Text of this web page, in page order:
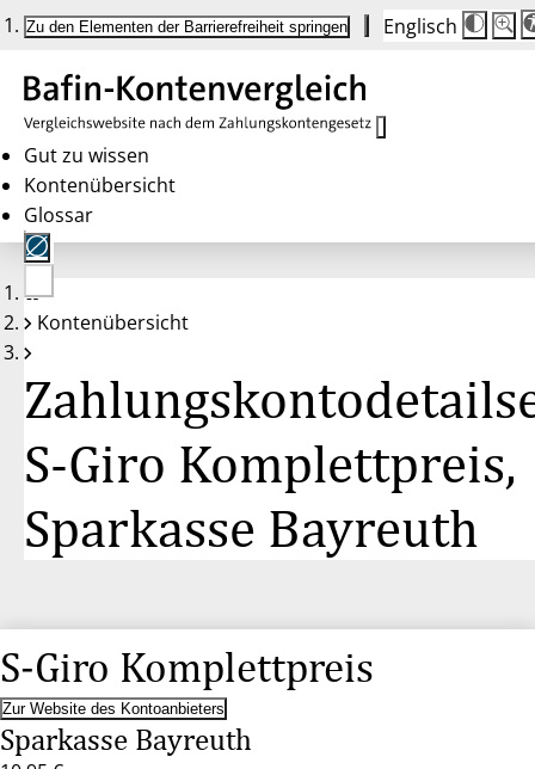
Zu den Elementen der Barrierefreiheit springen Englisch
Die
auf
100
100
Gut zu wissen
Kontenübersicht
Glossar
Keine
Konten
Kontenübersicht
S-Giro Komplettpreis,
Sparkasse Bayreuth
S-Giro Komplettpreis
Zur Website des Kontoanbieters
Sparkasse Bayreuth